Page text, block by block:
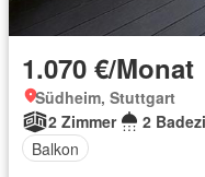
1.070 €/Monat
Südheim, Stuttgart
2 Zimmer
2
Balkon